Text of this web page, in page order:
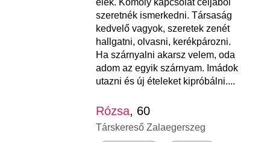
szeretnék ismerkedni. Társaság
kedvelő vagyok, szeretek zenét
hallgatni, olvasni, kerékpározni.
Ha szárnyalni akarsz velem, oda
adom az egyik szárnyam. Imádok
utazni és új ételeket kipróbálni....
Rózsa, 60
Társkereső Zalaegerszeg